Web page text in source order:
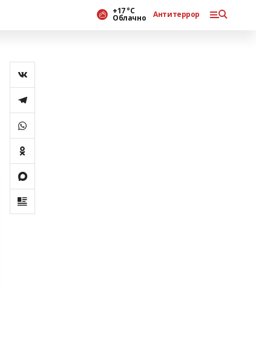
+17 °С
Облачно Антитеррор